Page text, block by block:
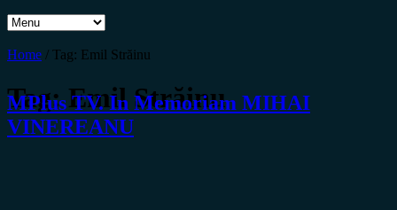
Home / Tag: Emil Străinu
Tag:Emil Străinu
MPlus TV. In Memoriam MIHAI
VINEREANU